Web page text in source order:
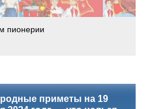
пионерии
приметы на 19